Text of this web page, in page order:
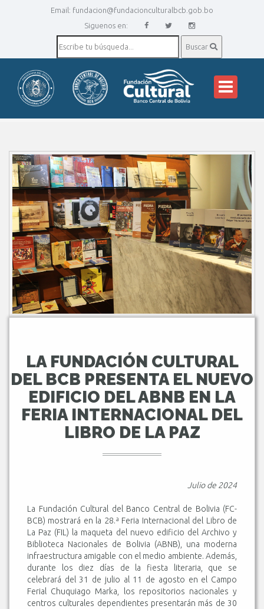
Email: fundacion@fundacionculturalbcb.gob.bo
Siguenos en:
Buscar
LA FUNDACIÓN CULTURAL
DEL BCB PRESENTA EL NUEVO
EDIFICIO DEL ABNB EN LA
FERIA INTERNACIONAL DEL
LIBRO DE LA PAZ
Julio de 2024
La Fundación Cultural del Banco Central de Bolivia (FC-
BCB) mostrará en la 28.ª Feria Internacional del Libro de
La Paz (FIL) la maqueta del nuevo edificio del Archivo y
Biblioteca Nacionales de Bolivia (ABNB), una moderna
infraestructura amigable con el medio ambiente. Además,
durante los diez días de la fiesta literaria, que se
celebrará del 31 de julio al 11 de agosto en el Campo
Ferial Chuquiago Marka, los repositorios nacionales y
centros culturales dependientes presentarán más de 30